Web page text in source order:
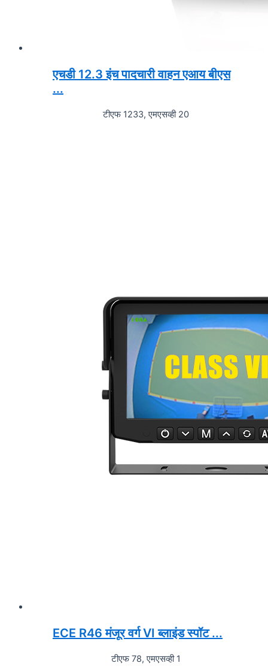
एचडी 12.3 इंच पादचारी वाहन एआय बीएस
...
टीएफ 1233, एमएसव्ही 20
ECE R46 मंजूर वर्ग VI ब्लाइंड स्पॉट ...
टीएफ 78, एमएसव्ही 1